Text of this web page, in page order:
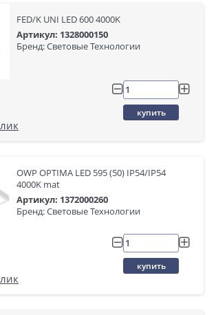
FED/K UNI LED 600 4000K
Артикул: 1328000150
Бренд: Световые Технологии
купить
OWP OPTIMA LED 595 (50) IP54/IP54
4000K mat
Артикул: 1372000260
Бренд: Световые Технологии
купить